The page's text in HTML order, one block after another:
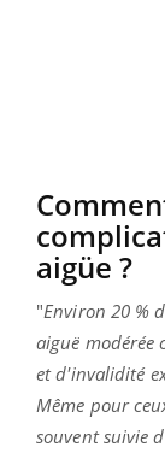
aigüe ?
"Environ 20 %
aiguë modérée
et d'invalidité
Même pour
souvent suivie